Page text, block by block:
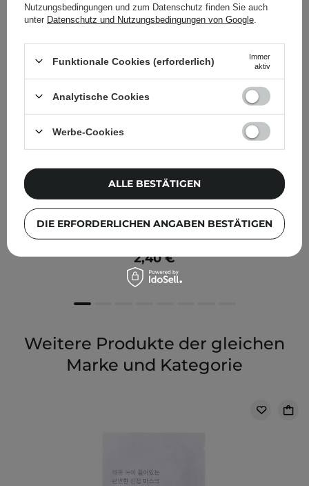
Faltenreduzierende Tuchmaske - 1 Stk./23 g
2,40 €
Weitere Produkte der gleichen
Marke und Kategorie
Nutzungsbedingungen und zum Datenschutz finden Sie auch
unter Datenschutz und Nutzungsbedingungen von Google
Funktionale Cookies (erforderlich)
Immer
aktiv
Analytische Cookies
Werbe-Cookies
DIE ERFORDERLICHEN ANGABEN BESTÄTIGEN
ALLE BESTÄTIGEN